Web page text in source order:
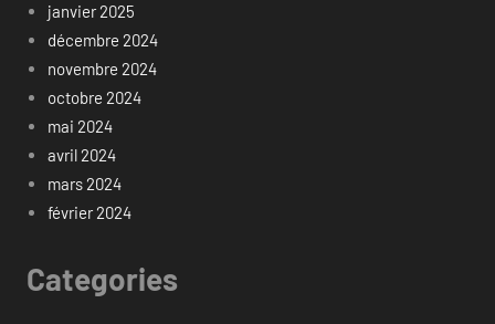
janvier 2025
décembre 2024
novembre 2024
octobre 2024
mai 2024
avril 2024
mars 2024
février 2024
Categories